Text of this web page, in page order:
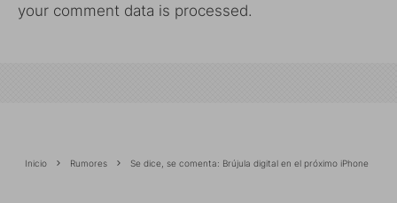
your comment data is processed.
Inicio Rumores Se dice, se comenta: Brújula digital en el próximo iPhone